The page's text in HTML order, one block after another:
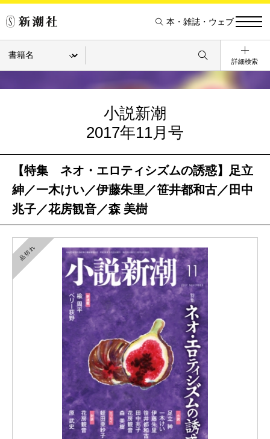
本・雑誌・ウェブ
詳細検索
小説新潮
2017年11月号
【特集 ネオ・エロティシズムの誘惑】足立
紳／一木けい／伊藤朱里／笹井都和古／田中
兆子／花房観音／森 美樹
品切れ